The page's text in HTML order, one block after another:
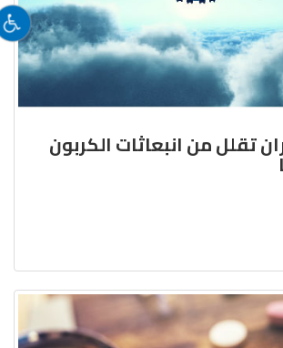
تقلل من انبعاثات الكربون